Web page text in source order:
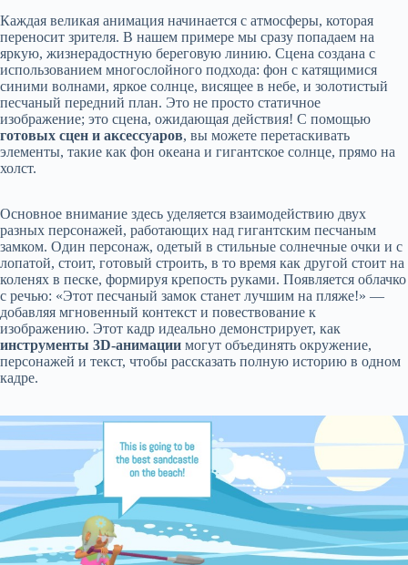
Каждая великая анимация начинается с атмосферы, которая
переносит зрителя. В нашем примере мы сразу попадаем на
яркую, жизнерадостную береговую линию. Сцена создана с
использованием многослойного подхода: фон с катящимися
синими волнами, яркое солнце, висящее в небе, и золотистый
песчаный передний план. Это не просто статичное
изображение; это сцена, ожидающая действия! С помощью
готовых сцен и аксессуаров, вы можете перетаскивать
элементы, такие как фон океана и гигантское солнце, прямо на
холст.
Основное внимание здесь уделяется взаимодействию двух
разных персонажей, работающих над гигантским песчаным
замком. Один персонаж, одетый в стильные солнечные очки и с
лопатой, стоит, готовый строить, в то время как другой стоит на
коленях в песке, формируя крепость руками. Появляется облачко
с речью: «Этот песчаный замок станет лучшим на пляже!» —
добавляя мгновенный контекст и повествование к
изображению. Этот кадр идеально демонстрирует, как
инструменты 3D-анимации могут объединять окружение,
персонажей и текст, чтобы рассказать полную историю в одном
кадре.